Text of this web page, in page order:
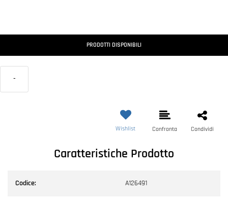
PRODOTTI DISPONIBILI
-
Wishlist Confronta Condividi
Caratteristiche Prodotto
Codice: A126491